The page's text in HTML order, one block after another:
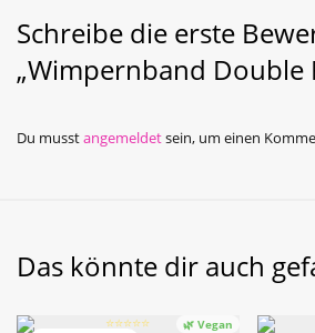
Schreibe die erste
„Wimpernband Double
Du musstangemeldetsein, um einen
Das könnte dir auch
⭐️⭐️⭐️⭐️⭐️ 🌿 Vegan